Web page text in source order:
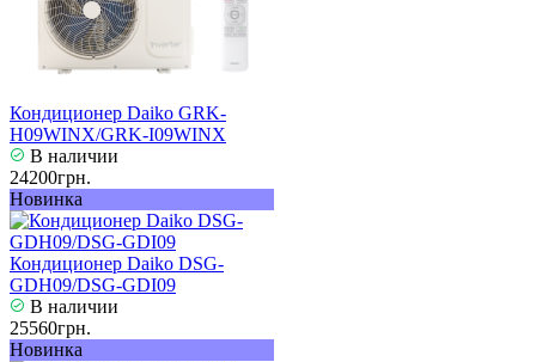
Кондиционер Daiko GRK-
H09WINX/GRK-I09WINX
В наличии
24200грн.
Новинка
Кондиционер Daiko DSG-
GDH09/DSG-GDI09
В наличии
25560грн.
Новинка